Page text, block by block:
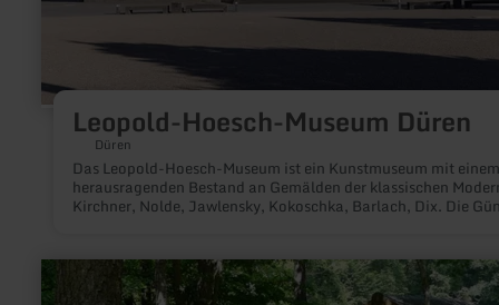
Leopold-Hoesch-Museum Düren
Düren
Das Leopold-Hoesch-Museum ist ein Kunstmuseum mit einem
herausragenden Bestand an Gemälden der klassischen
Kirchner, Nolde, Jawlensky, Kokoschka, Barlach, Dix. Die
historische Gebäude befindet sich in der Innenstadt und
Gedenken an Leopold Hoesch (1820-1899), einem Dürener
erfahren